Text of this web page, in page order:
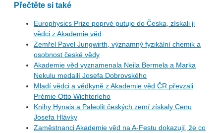
Přečtěte si také
Europhysics Prize poprvé putuje do Česka, získali ji
vědci z Akademie věd
Zemřel Pavel Jungwirth, významný fyzikální chemik a
osobnost české vědy
Akademie věd vyznamenala Neila Bermela a Marka
Nekulu medailí Josefa Dobrovského
Mladí vědci a vědkyně z Akademie věd ČR převzali
Prémie Otto Wichterleho
Knihy Hynais a Paleolit českých zemí získaly Cenu
Josefa Hlávky
Zaměstnanci Akademie věd na A-Festu dokazují, že co